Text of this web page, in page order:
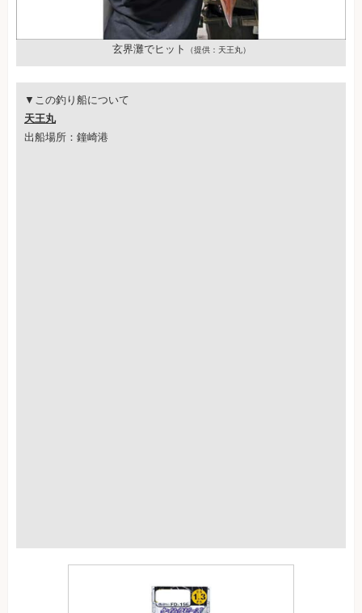
玄界灘でヒット （提供：天王丸）
▼この釣り船について
天王丸
出船場所：鐘崎港